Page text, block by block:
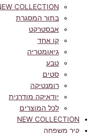
NEW COLLECTION
בתוך המסגרת
אבסטרקט
קו אחד
גיאומטריה
טבע
סטים
רומנטיקה
יודאיקה מודרנית
לכל המוצרים
NEW COLLECTION
קיר משפחה